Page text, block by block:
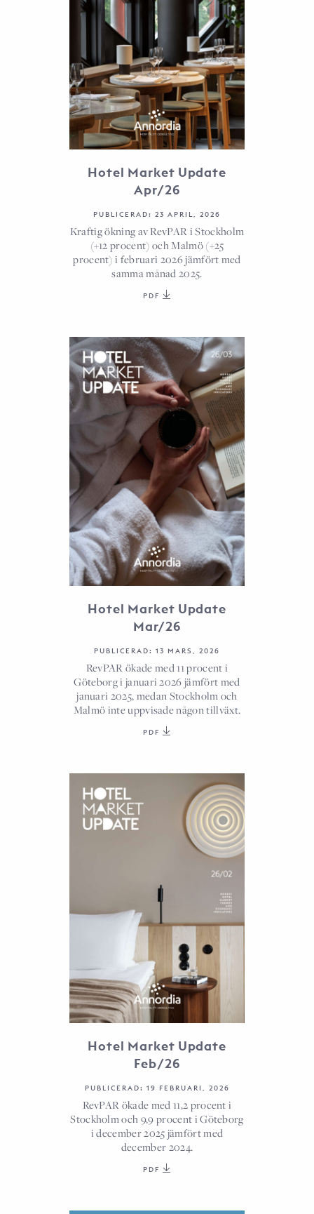
Hotel Market Update
Apr/26
PUBLICERAD: 23 APRIL, 2026
Kraftig ökning av RevPAR i Stockholm
(+12 procent) och Malmö (+25
procent) i februari 2026 jämfört med
samma månad 2025.
PDF
Hotel Market Update
Mar/26
PUBLICERAD: 13 MARS, 2026
RevPAR ökade med 11 procent i
Göteborg i januari 2026 jämfört med
januari 2025, medan Stockholm och
Malmö inte uppvisade någon tillväxt.
PDF
Hotel Market Update
Feb/26
PUBLICERAD: 19 FEBRUARI, 2026
RevPAR ökade med 11,2 procent i
Stockholm och 9,9 procent i Göteborg
i december 2025 jämfört med
december 2024.
PDF